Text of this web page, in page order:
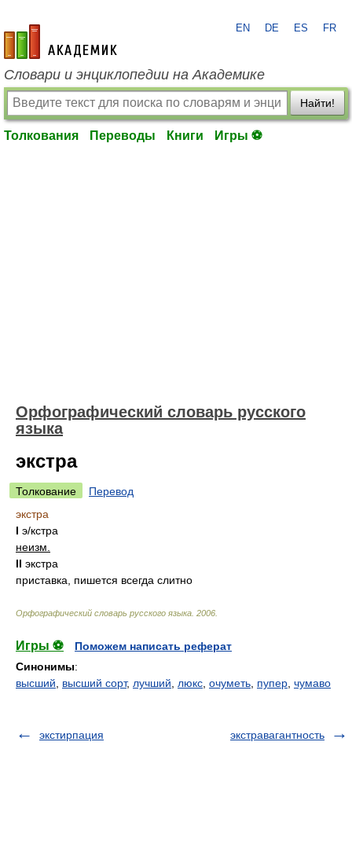
academic.ru
EN DE ES FR
Словари и энциклопедии на Академике
Найти!
Толкования Переводы Книги Игры ⚽
Орфографический словарь русского
языка
экстра
Толкование
Перевод
экстра
I э/кстра
неизм.
II экстра
приставка, пишется всегда слитно
Орфографический словарь русского языка 2006
Игры ⚽
Поможем написать реферат
Синонимы:
высший
высший сорт, лучший люкс очуметь пупер чумаво
экстирпация экстравагантность